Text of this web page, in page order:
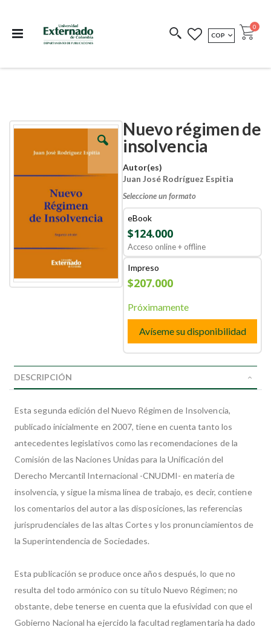
COEDICIONES REDIMIR CÓDIGO
MONEDA
COP Cart
0
Nuevo régimen de
insolvencia
Autor(es)
Juan José Rodríguez Espitia
Seleccione un formato
eBook
$124.000
Acceso online + offline
Impreso
$207.000
Próximamente
Avíseme su disponibilidad
Skip
the
Skip
beginning
the
DESCRIPCIÓN
Esta segunda edición del Nuevo Régimen de Insolvencia,
publicado inicialmente en 2007, tiene en cuenta tanto los
antecedentes legislativos como las recomendaciones de la
Comisión de las Naciones Unidas para la Unificación del
Derecho Mercantil Internacional -CNUDMI- en materia de
insolvencia, y sigue la misma línea de trabajo, es decir, contiene
los comentarios del autor a las disposiciones, las referencias
jurisprudenciales de las altas Cortes y los pronunciamientos de
la Superintendencia de Sociedades.
Esta publicación se produce once años después, lo que no
resulta del todo armónico con su título Nuevo Régimen; no
obstante, debe tenerse en cuenta que la efusividad con que el
Gobierno Nacional ha ejercido la facultad reglamentaria ha dado